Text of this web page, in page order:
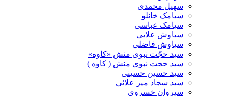
سهیل محمدی
سیامک خانلو
سیامک عباسی
سیاوش علایی
سیاوش فاضلی
سید حجّت نبوی منش «کاوه»
سید حجت نبوی منش ( کاوه )
سید حسین حسینى
سید سجاد میر علائی
سیروان خسروی